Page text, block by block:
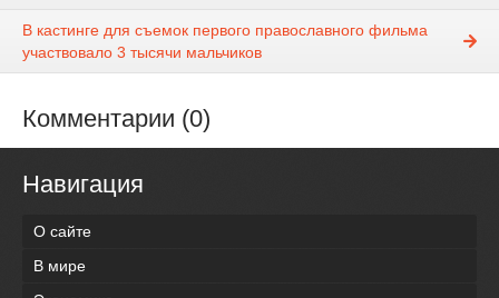
В кастинге для съемок первого православного фильма
участвовало 3 тысячи мальчиков
Комментарии (0)
Навигация
О сайте
В мире